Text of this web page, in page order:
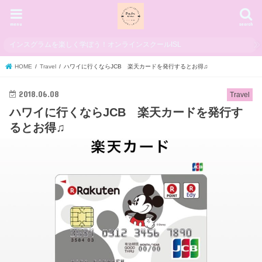
search
menu
インスグラムを楽しく学ぼう！オンラインスクールISL
HOME Travel ハワイに行くならJCB 楽天カードを発行するとお得♫
Travel
2018.06.08
ハワイに行くならJCB 楽天カードを発行す
るとお得♫